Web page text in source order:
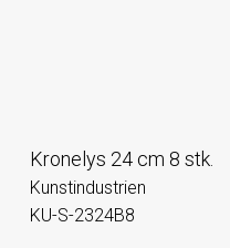
Kronelys 24 cm 8 stk.
Kunstindustrien
KU-S-2324B8